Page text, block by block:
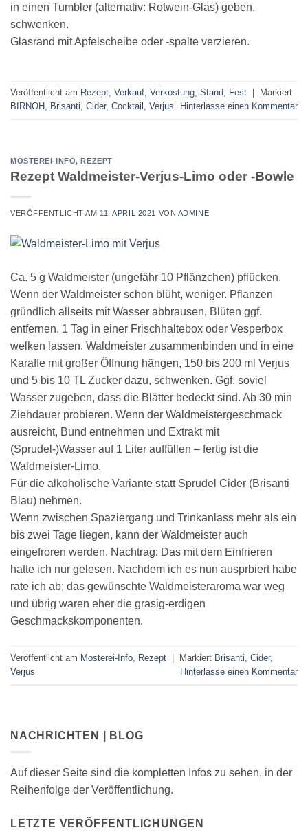
in einen Tumbler (alternativ: Rotwein-Glas) geben,
schwenken.
Glasrand mit Apfelscheibe oder -spalte verzieren.
Veröffentlicht am Rezept Verkauf, Verkostung, Stand, Fest
Markiert
BIRNOH
Brisanti Cider, Cocktail Verjus Hinterlasse einen Kommentar
MOSTEREI-INFO,REZEPT
Rezept Waldmeister-Verjus-Limo oder -Bowle
VERÖFFENTLICHT AM 11. APRIL 2021 VON ADMINE
Ca. 5 g Waldmeister (ungefähr 10 Pflänzchen) pflücken.
Wenn der Waldmeister schon blüht, weniger. Pflanzen
gründlich allseits mit Wasser abbrausen, Blüten ggf.
entfernen. 1 Tag in einer Frischhaltebox oder Vesperbox
welken lassen. Waldmeister zusammenbinden und in eine
Karaffe mit großer Öffnung hängen, 150 bis 200 ml Verjus
und 5 bis 10 TL Zucker dazu, schwenken. Ggf. soviel
Wasser zugeben, dass die Blätter bedeckt sind. Ab 30 min
Ziehdauer probieren. Wenn der Waldmeistergeschmack
ausreicht, Bund entnehmen und Extrakt mit
(Sprudel-)Wasser auf 1 Liter auffüllen – fertig ist die
Waldmeister-Limo.
Für die alkoholische Variante statt Sprudel Cider (Brisanti
Blau) nehmen.
Wenn zwischen Spaziergang und Trinkanlass mehr als ein
bis zwei Tage liegen, kann der Waldmeister auch
eingefroren werden. Nachtrag: Das mit dem Einfrieren
hatte ich nur gelesen. Nachdem ich es nun ausprbiert habe
rate ich ab; das gewünschte Waldmeisteraroma war weg
und übrig waren eher die grasig-erdigen
Geschmackskomponenten.
Veröffentlicht am Mosterei-Info Rezept Markiert Brisanti Cider,
Verjus
Hinterlasse einen Kommentar
NACHRICHTEN | BLOG
Auf dieser Seite sind die kompletten Infos zu sehen, in der
Reihenfolge der Veröffentlichung.
LETZTE VERÖFFENTLICHUNGEN